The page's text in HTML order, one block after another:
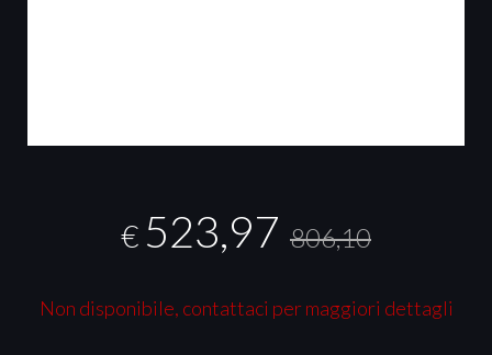
€ 523,97 806,10
Non disponibile, contattaci per maggiori dettagli